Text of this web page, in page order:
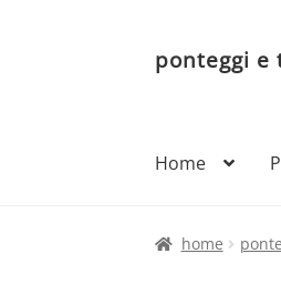
Vai
Vai
ponteggi
Home
home